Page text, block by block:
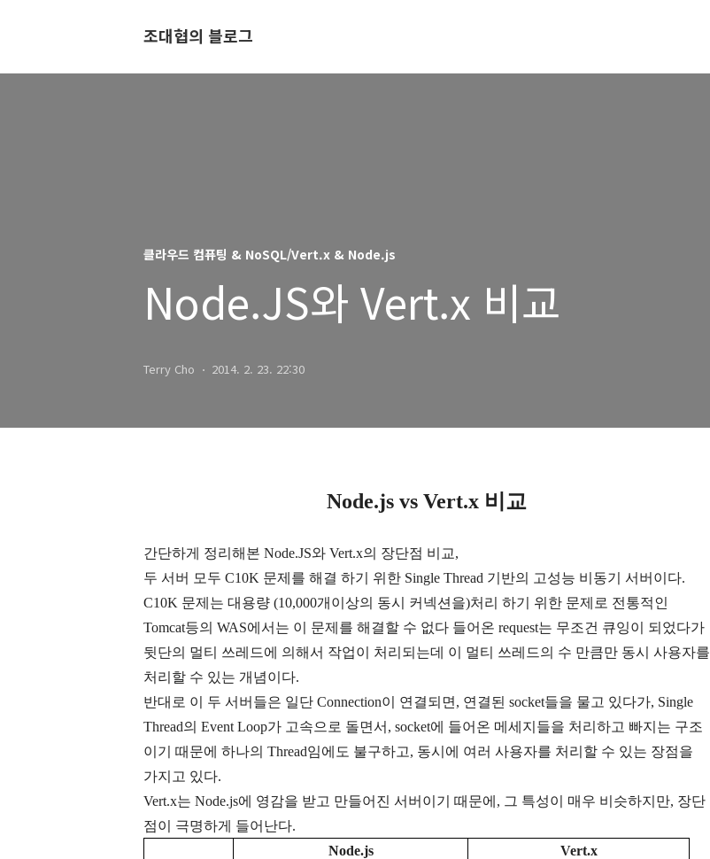
조대협의 블로그
클라우드 컴퓨팅 & NoSQL/Vert.x & Node.js
Node.JS와 Vert.x 비교
Terry Cho 2014. 2. 23. 22:30
Node.js vs Vert.x 비교
간단하게 정리해본 Node.JS와 Vert.x의 장단점 비교,
두 서버 모두 C10K 문제를 해결 하기 위한 Single Thread 기반의 고성능 비동기 서버이다.
C10K 문제는 대용량 (10,000개이상의 동시 커넥션을)처리 하기 위한 문제로 전통적인
Tomcat등의 WAS에서는 이 문제를 해결할 수 없다 들어온 request는 무조건 큐잉이 되었다가
뒷단의 멀티 쓰레드에 의해서 작업이 처리되는데 이 멀티 쓰레드의 수 만큼만 동시 사용자를
처리할 수 있는 개념이다.
반대로 이 두 서버들은 일단 Connection이 연결되면 , 연결된 socket들을 물고 있다가, Single
Thread의 Event Loop가 고속으로 돌면서 , socket에 들어온 메세지들을 처리하고 빠지는 구조
이기 때문에 하나의 Thread임에도 불구하고, 동시에 여러 사용자를 처리할 수 있는 장점을
가지고 있다.
Vert.x는 Node.js에 영감을 받고 만들어진 서버이기 때문에 , 그 특성이 매우 비슷하지만, 장단
점이 극명하게 들어난다.
Node.js
Vert.x